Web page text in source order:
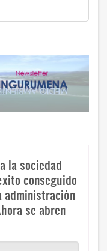
la sociedad
conseguido
administración
se abren